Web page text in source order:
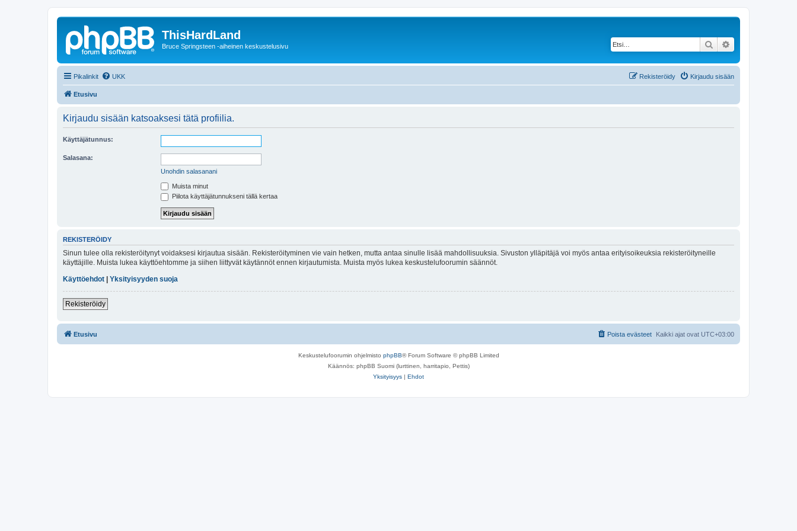
ThisHardLand
Bruce Springsteen -aiheinen keskustelusivu Etsi
Pikalinkit UKK Kirjaudu sisään
Rekisteröidy
Etusivu
Kirjaudu sisään katsoaksesi tätä profiilia.
Käyttäjätunnus:
Salasana:
Unohdin salasanani
Muista minut
Piilota käyttäjätunnukseni tällä kertaa
REKISTERÖIDY
Sinun tulee olla rekisteröitynyt voidaksesi kirjautua sisään. Rekisteröityminen vie vain hetken, mutta antaa sinulle lisää mahdollisuuksia. Sivuston ylläpitäjä voi myös antaa erityisoikeuksia rekisteröityneille
käyttäjille. Muista lukea käyttöehtomme ja siihen liittyvät käytännöt ennen kirjautumista. Muista myös lukea keskustelufoorumin säännöt.
Käyttöehdot
Yksityisyyden suoja
Rekisteröidy
Etusivu Kaikki ajat ovat UTC+03:00
Poista evästeet
Keskustelufoorumin ohjelmisto phpBB® Forum Software © phpBB Limited
Käännös: phpBB Suomi (lurttinen, harritapio, Pettis)
Yksityisyys | Ehdot